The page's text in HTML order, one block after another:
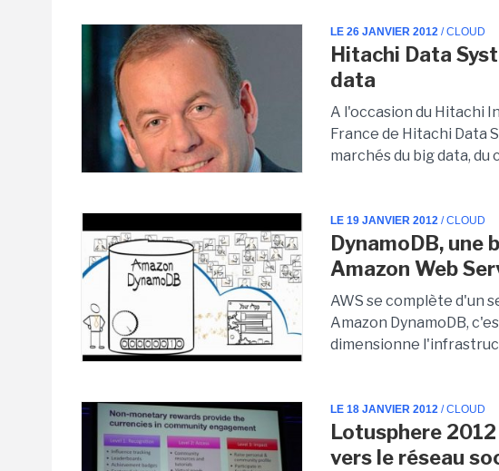
LE 26 JANVIER 2012 / CLOUD
Hitachi Data
data
A l'occasion du Hitachi
France de Hitachi Data
marchés du big data, du
LE 19 JANVIER 2012 / CLOUD
DynamoDB, une
Amazon Web
AWS se complète d'un
Amazon DynamoDB,
dimensionne
LE 18 JANVIER 2012 / CLOUD
Lotusphere
vers le réseau